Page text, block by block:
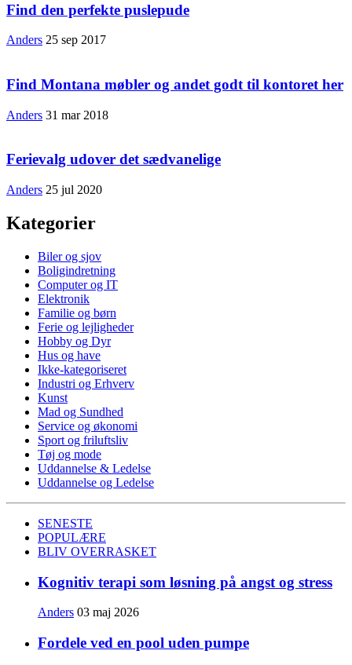
Find den perfekte puslepude
Anders 25 sep 2017
Find Montana møbler og andet godt til kontoret her
Anders 31 mar 2018
Ferievalg udover det sædvanelige
Anders 25 jul 2020
Kategorier
Biler og sjov
Boligindretning
Computer og IT
Elektronik
Familie og børn
Ferie og lejligheder
Hobby og Dyr
Hus og have
Ikke-kategoriseret
Industri og Erhverv
Kunst
Mad og Sundhed
Service og økonomi
Sport og friluftsliv
Tøj og mode
Uddannelse & Ledelse
Uddannelse og Ledelse
SENESTE
POPULÆRE
BLIV OVERRASKET
Kognitiv terapi som løsning på angst og stress
Anders 03 maj 2026
Fordele ved en pool uden pumpe